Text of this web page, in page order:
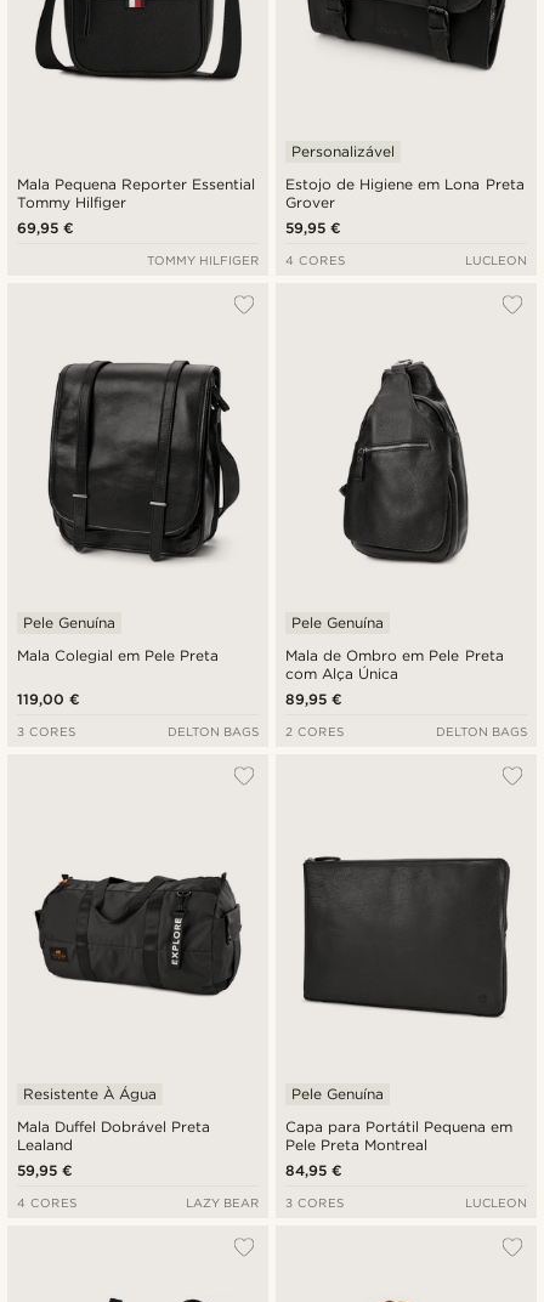
Mala Pequena Reporter Essential
Tommy Hilfiger
69,95 €
TOMMY HILFIGER
Estojo de Higiene em Lona Preta
Grover
Personalizável
59,95 €
4 CORES LUCLEON
Mala Colegial em Pele Preta
Pele Genuína
119,00 €
3 CORES DELTON BAGS
Mala de Ombro em Pele Preta
com Alça Única
Pele Genuína
89,95 €
2 CORES DELTON BAGS
Mala Duffel Dobrável Preta
Lealand
Resistente À Água
59,95 €
4 CORES LAZY BEAR
Capa para Portátil Pequena em
Pele Preta Montreal
Pele Genuína
84,95 €
3 CORES LUCLEON